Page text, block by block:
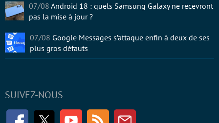
SUIVEZ-NOUS
FacebookTwitter Youtube RSS Newsletter
07/08 Android 18 : quels Samsung Galaxy ne recevront
pas la mise à jour ?
07/08 Google Messages s’attaque enfin à deux de ses
plus gros défauts